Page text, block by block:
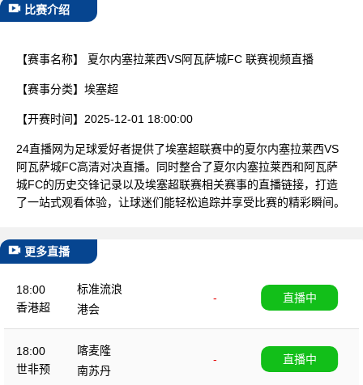
比赛介绍
【赛事名称】 夏尔内塞拉莱西VS阿瓦萨城FC 联赛视频直播
【赛事分类】 埃塞超
【开赛时间】 2025-12-01 18:00:00
24直播网为足球爱好者提供了埃塞超联赛中的夏尔内塞拉莱西VS
阿瓦萨城FC高清对决直播。同时整合了夏尔内塞拉莱西和阿瓦萨
城FC的历史交锋记录以及埃塞超联赛相关赛事的直播链接，打造
了一站式观看体验，让球迷们能轻松追踪并享受比赛的精彩瞬间。
更多直播
18:00
香港超
标准流浪
-
港会
直播中
18:00
世非预
喀麦隆
-
南苏丹
直播中